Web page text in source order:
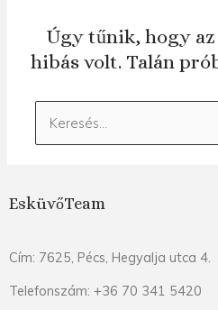
Úgy tűnik, hogy
hibás volt. Talán
Keresés:
EsküvőTeam
Cím: 7625, Pécs, Hegyalja utca 4.
Telefonszám: +36 70 341 5420